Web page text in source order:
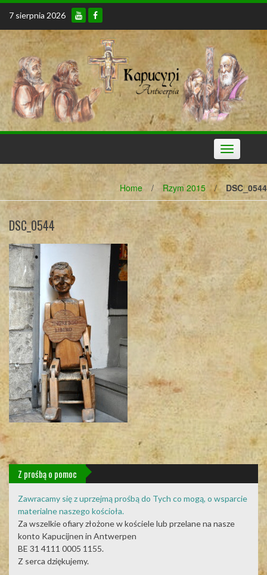
Skip
content
7 sierpnia 2026
Toggle
navigation
Home / Rzym 2015 / DSC_0544
DSC_0544
Z prośbą o pomoc
Zawracamy się z uprzejmą prośbą do Tych co mogą, o wsparcie
materialne naszego kościoła.
Za wszelkie ofiary złożone w kościele lub przelane na nasze
konto Kapucijnen in Antwerpen
BE 31 4111 0005 1155.
Z serca dziękujemy.